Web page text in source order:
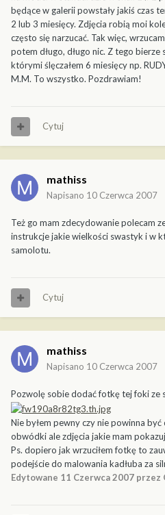
będące w galerii powstały jakiś czas
2 lub 3 miesięcy. Zdjęcia robią moi
często się narzucać. Tak więc,
potem długo, długo nic. Z tego bierze
którymi ślęczałem 6 miesięcy np.
M.M. To wszystko. Pozdrawiam!
Cytuj
mathiss
Napisano 10 Czerwca 2007
Też go mam zdecydowanie polecam
instrukcje jakie wielkości swastyk i w
samolotu.
Cytuj
mathiss
Napisano 10 Czerwca 2007
Pozwolę sobie dodać fotkę tej foki ze
Nie byłem pewny czy nie powinna
obwódki ale zdjęcia jakie mam
Ps. dopiero jak wrzuciłem fotkę to
podejście do malowania kadłuba za
Edytowane 11 Czerwca 2007 przez